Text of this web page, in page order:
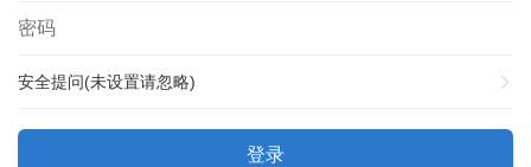
安全提问(未设置请忽略)
登录